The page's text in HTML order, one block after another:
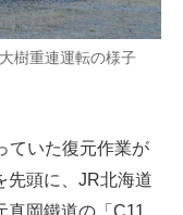
樹重連運転の様子
ていた復元作業が
先頭に、JR北海道